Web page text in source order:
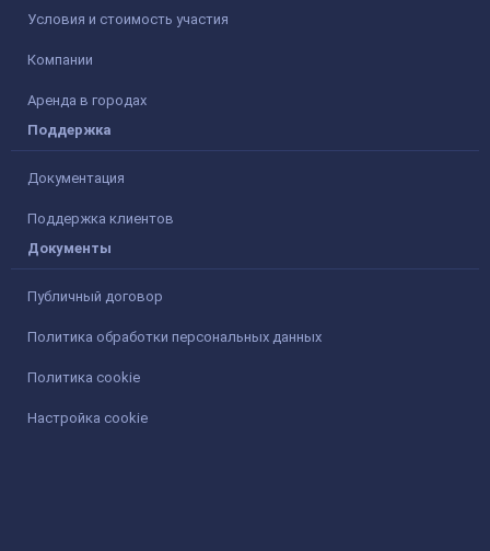
Условия и стоимость участия
Компании
Аренда в городах
Поддержка
Документация
Поддержка клиентов
Документы
Публичный договор
Политика обработки персональных данных
Политика cookie
Настройка cookie